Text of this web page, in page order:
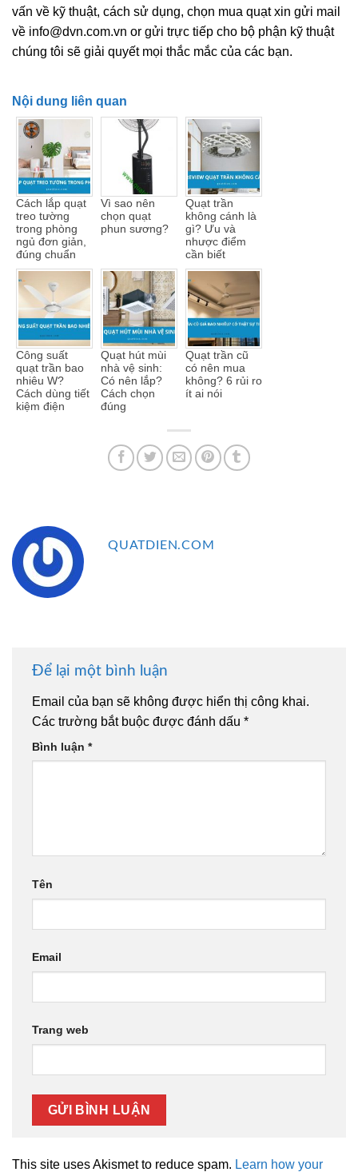
vấn về kỹ thuật, cách sử dụng, chọn mua quạt xin gửi mail
về info@dvn.com.vn or gửi trực tiếp cho bộ phận kỹ thuật
chúng tôi sẽ giải quyết mọi thắc mắc của các bạn.
Nội dung liên quan
Cách lắp quạt
treo tường
trong phòng
ngủ đơn giản,
đúng chuẩn
Vì sao nên
chọn quạt
phun sương?
Quạt trần
không cánh là
gì? Ưu và
nhược điểm
cần biết
Công suất
quạt trần bao
nhiêu W?
Cách dùng tiết
kiệm điện
Quạt hút mùi
nhà vệ sinh:
Có nên lắp?
Cách chọn
đúng
Quạt trần cũ
có nên mua
không? 6 rủi ro
ít ai nói
QUATDIEN.COM
Để lại một bình luận
Email của bạn sẽ không được hiển thị công khai.
Các trường bắt buộc được đánh dấu *
Bình luận *
Tên
Email
Trang web
This site uses Akismet to reduce spam. Learn how your